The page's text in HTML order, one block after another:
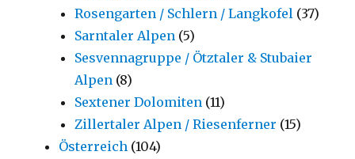
Rosengarten / Schlern / Langkofel (37)
Sarntaler Alpen (5)
Sesvennagruppe / Ötztaler & Stubaier
Alpen (8)
Sextener Dolomiten (11)
Zillertaler Alpen / Riesenferner (15)
Österreich (104)